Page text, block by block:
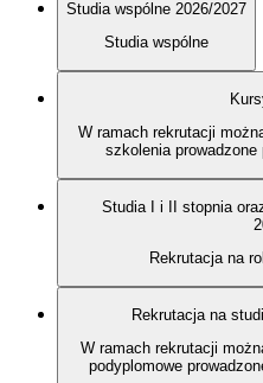
Studia wspólne 2026/2027
Studia wspólne
W ramach rekrutacji
szkolenia
Studia I i II stopnia
Rekrutacja na
Rekrutacja na
W ramach rekrutacji
podyplomowe